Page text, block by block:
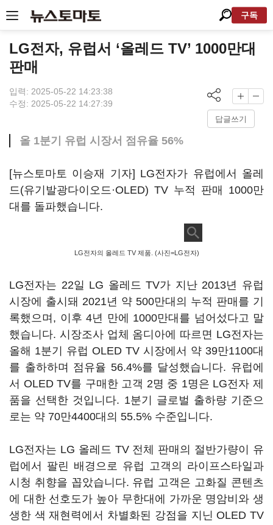
구독
LG전자, 유럽서 ‘올레드 TV’ 1000만대
판매
입력: 2025-05-22 14:23:38
수정: 2025-05-22 14:27:39
답글쓰기
올 1분기 유럽 시장서 점유율 56%
[뉴스토마토 이승재 기자] LG전자가 유럽에서 올레
드(유기발광다이오드·OLED) TV 누적 판매 1000만
대를 돌파했습니다.
LG전자의 올레드 TV 제품. (사진=LG전자)
LG전자는 22일 LG 올레드 TV가 지난 2013년 유럽
시장에 출시돼 2021년 약 500만대의 누적 판매를 기
록했으며, 이후 4년 만에 1000만대를 넘어섰다고 말
했습니다. 시장조사 업체 옴디아에 따르면 LG전자는
올해 1분기 유럽 OLED TV 시장에서 약 39만1100대
를 출하하며 점유율 56.4%를 달성했습니다. 유럽에
서 OLED TV를 구매한 고객 2명 중 1명은 LG전자 제
품을 선택한 것입니다. 1분기 글로벌 출하량 기준으
로는 약 70만4400대의 55.5% 수준입니다.
LG전자는 LG 올레드 TV 전체 판매의 절반가량이 유
럽에서 팔린 배경으로 유럽 고객의 라이프스타일과
시청 취향을 꼽았습니다. 유럽 고객은 고화질 콘텐츠
에 대한 선호도가 높아 무한대에 가까운 명암비와 생
생한 색 재현력에서 차별화된 강점을 지닌 OLED TV